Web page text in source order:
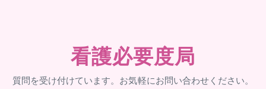
看護必要度局
質問を受け付けています。お気軽にお問い合わせください。